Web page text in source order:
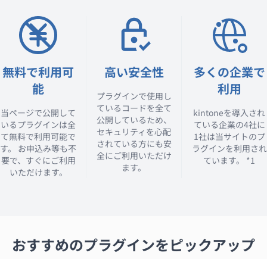
無料で利用可
能
当ページで公開して
いるプラグインは全
て無料で利用可能で
す。 お申込み等も不
要で、すぐにご利用
いただけます。
高い安全性
プラグインで使用し
ているコードを全て
公開しているため、
セキュリティを心配
されている方にも安
全にご利用いただけ
ます。
多くの企業で
利用
kintoneを導入され
ている企業の4社に
1社は当サイトのプ
ラグインを利用され
ています。 *1
おすすめのプラグインをピックアップ